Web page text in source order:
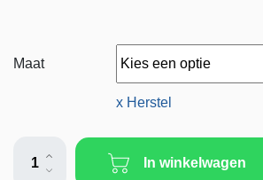
Maat
x Herstel